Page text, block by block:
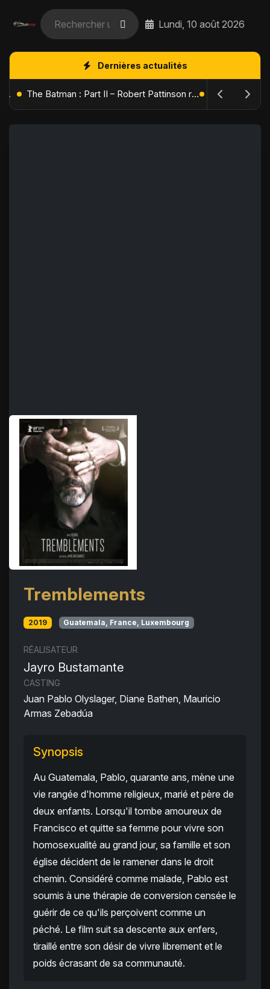
Lundi, 10 août 2026
Dernières actualités
L'Âge de Glace : Le Réveil du Volcan – Manny, Sid et Diego de retour pour une aventure explosive The Batman : Part II – Robert Pattinson replonge dans les ténèbres de Gotham dès octobre 2027
Tremblements
2019 Guatemala, France, Luxembourg
RÉALISATEUR
Jayro Bustamante
CASTING
Juan Pablo Olyslager, Diane Bathen, Mauricio
Armas Zebadúa
Synopsis
Au Guatemala, Pablo, quarante ans, mène une
vie rangée d'homme religieux, marié et père de
deux enfants. Lorsqu'il tombe amoureux de
Francisco et quitte sa femme pour vivre son
homosexualité au grand jour, sa famille et son
église décident de le ramener dans le droit
chemin. Considéré comme malade, Pablo est
soumis à une thérapie de conversion censée le
guérir de ce qu'ils perçoivent comme un
péché. Le film suit sa descente aux enfers,
tiraillé entre son désir de vivre librement et le
poids écrasant de sa communauté.